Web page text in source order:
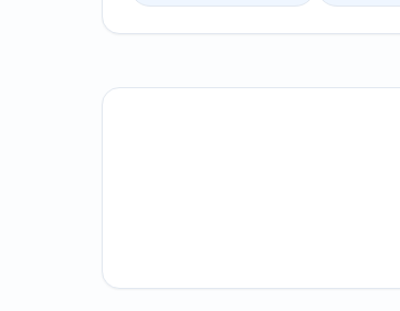
S/M MFCY4J/A
MFD74J/A